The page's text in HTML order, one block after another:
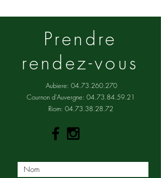
Prendre
rendez-vous
Aubiere: 04.73.260.270
Cournon d'Auvergne: 04.73.84.59.21
Riom: 04.73.38.28.72